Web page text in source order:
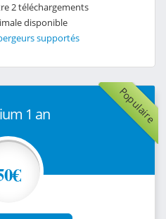
2 téléchargements
disponible
supportés
Populaire
1 an